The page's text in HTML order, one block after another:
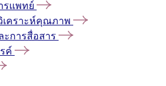
รแพทย์
เคราะห์คุณภาพ
ะการสื่อสาร
ค์